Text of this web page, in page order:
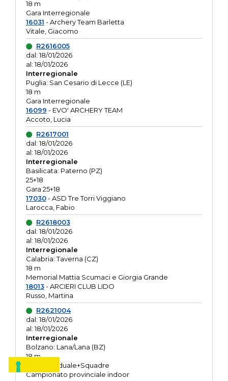
18 m
Gara Interregionale
16031 - Archery Team Barletta
Vitale, Giacomo
R2616005
dal: 18/01/2026
al: 18/01/2026
Interregionale
Puglia: San Cesario di Lecce (LE)
18 m
Gara Interregionale
16099 - EVO' ARCHERY TEAM
Accoto, Lucia
R2617001
dal: 18/01/2026
al: 18/01/2026
Interregionale
Basilicata: Paterno (PZ)
25+18
Gara 25+18
17030- ASD Tre Torri Viggiano
Larocca, Fabio
R2618003
dal: 18/01/2026
al: 18/01/2026
Interregionale
Calabria: Taverna (CZ)
18 m
Memorial Mattia Scumaci e Giorgia Grande
18013- ARCIERI CLUB LIDO
Russo, Martina
R2621004
dal: 18/01/2026
al: 18/01/2026
Interregionale
Bolzano: Lana/Lana (BZ)
18 m
O.R. Individuale+Squadre
Campionato provinciale indoor